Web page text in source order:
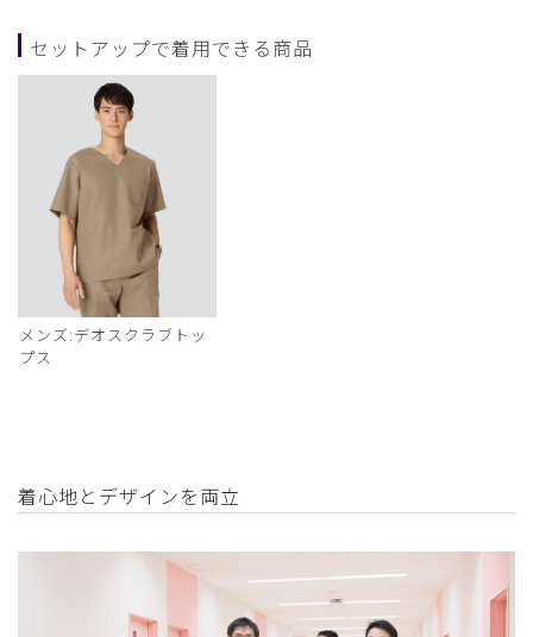
セットアップで着用できる商品
メンズ:デオスクラブトッ
プス
着心地とデザインを両立